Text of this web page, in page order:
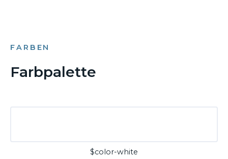
FARBEN
Farbpalette
$color-white